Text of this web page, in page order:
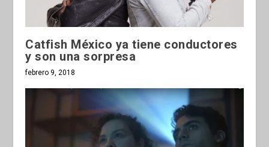
Catfish México ya tiene conductores
y son una sorpresa
febrero 9, 2018